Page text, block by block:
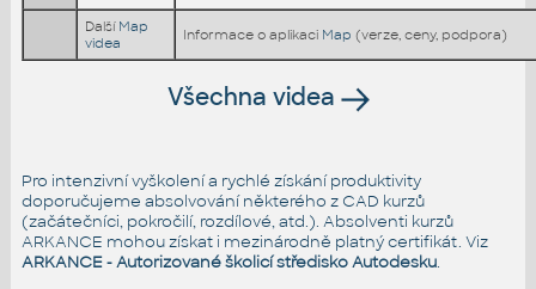
Další Map
videa
Informace o aplikaci Map (verze, ceny, podpora)
Všechna videa
Pro intenzivní vyškolení a rychlé získání produktivity
doporučujeme absolvování některého z CAD kurzů
(začátečníci, pokročilí, rozdílové, atd.). Absolventi kurzů
ARKANCE mohou získat i mezinárodně platný certifikát. Viz
ARKANCE - Autorizované školicí středisko Autodesku.